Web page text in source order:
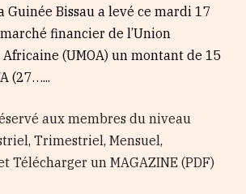
Guinée Bissau a levé ce mardi 17
financier de l’Union
(UMOA) un montant de 15
(27…...
aux membres du niveau
Trimestriel, Mensuel,
Télécharger un MAGAZINE (PDF)